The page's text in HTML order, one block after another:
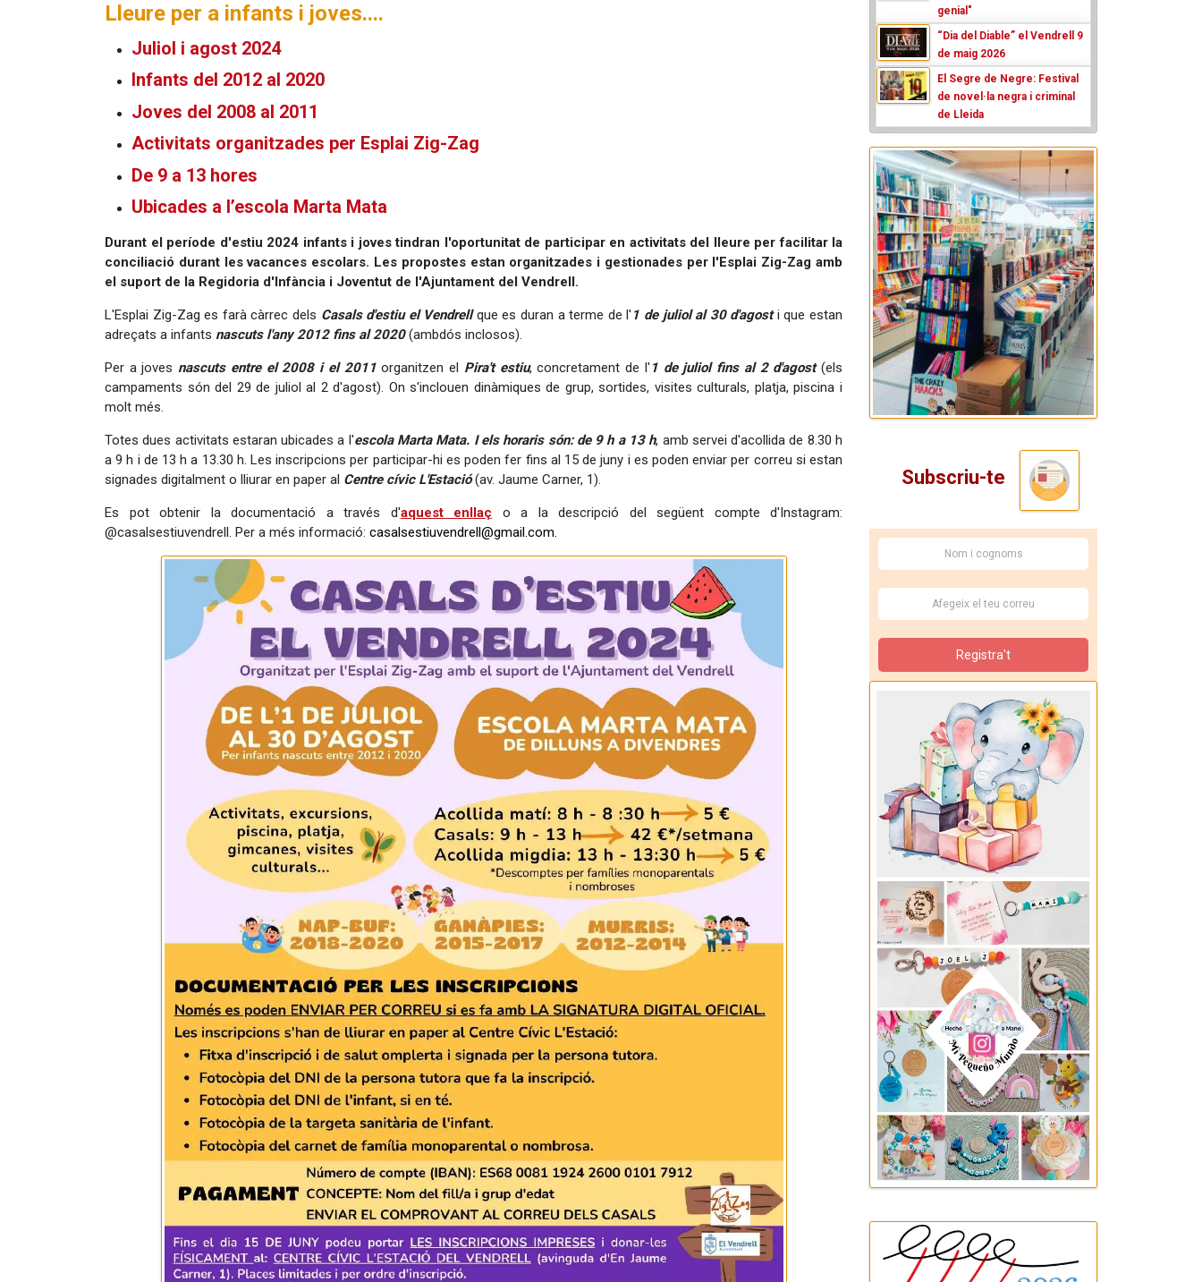
Lleure per a infants i joves....
Juliol i agost 2024
Infants del 2012 al 2020
Joves del 2008 al 2011
Activitats organitzades per Esplai Zig-Zag
De 9 a 13 hores
Ubicades a l’escola Marta Mata
Durant el període d'estiu 2024 infants i joves tindran l'oportunitat de participar en activitats del lleure per facilitar la
conciliació durant les vacances escolars. Les propostes estan organitzades i gestionades per l'Esplai Zig-Zag amb
el suport de la Regidoria d'Infància i Joventut de l'Ajuntament del Vendrell.
L'Esplai Zig-Zag es farà càrrec dels Casals d'estiu el Vendrellque es duran a terme de l' 1 de juliol al 30 d'agosti que estan
adreçats a infants nascuts l'any 2012 fins al 2020(ambdós inclosos).
Per a joves nascuts entre el 2008 i el 2011organitzen el Pira't estiu, concretament de l' 1 de juliol fins al 2 d'agost(els
campaments són del 29 de juliol al 2 d'agost). On s'inclouen dinàmiques de grup, sortides, visites culturals, platja, piscina i
molt més.
Totes dues activitats estaran ubicades a l'escola Marta Mata. I els horaris són: de 9 h a 13 h, amb servei d'acollida de 8.30 h
a 9 h i de 13 h a 13.30 h. Les inscripcions per participar-hi es poden fer fins al 15 de juny i es poden enviar per correu si estan
signades digitalment o lliurar en paper al Centre cívic L'Estació(av. Jaume Carner, 1).
Es pot obtenir la documentació a través d'aquest enllaç o a la descripció del següent compte d'Instagram:
@casalsestiuvendrell. Per a més informació: casalsestiuvendrell@gmail.com.
genial"
“Dia del Diable” el Vendrell 9
de maig 2026
El Segre de Negre: Festival
de novel·la negra i criminal
de Lleida
Subscriu-te
Registra't